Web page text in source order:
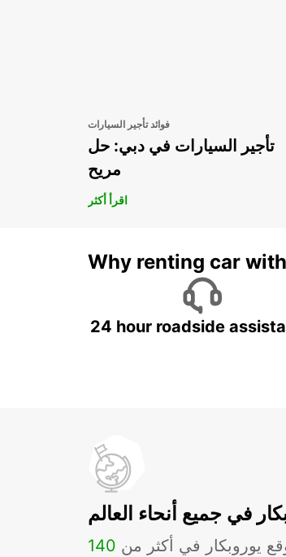
فوائد تأجير السيارات
تأجير السيارات في دبي: حل
مريح
اقرأ أكثر
Why renting car
24 hour roadside
في جميع أنحاء العالم
يوروبكار في أكثر من 140